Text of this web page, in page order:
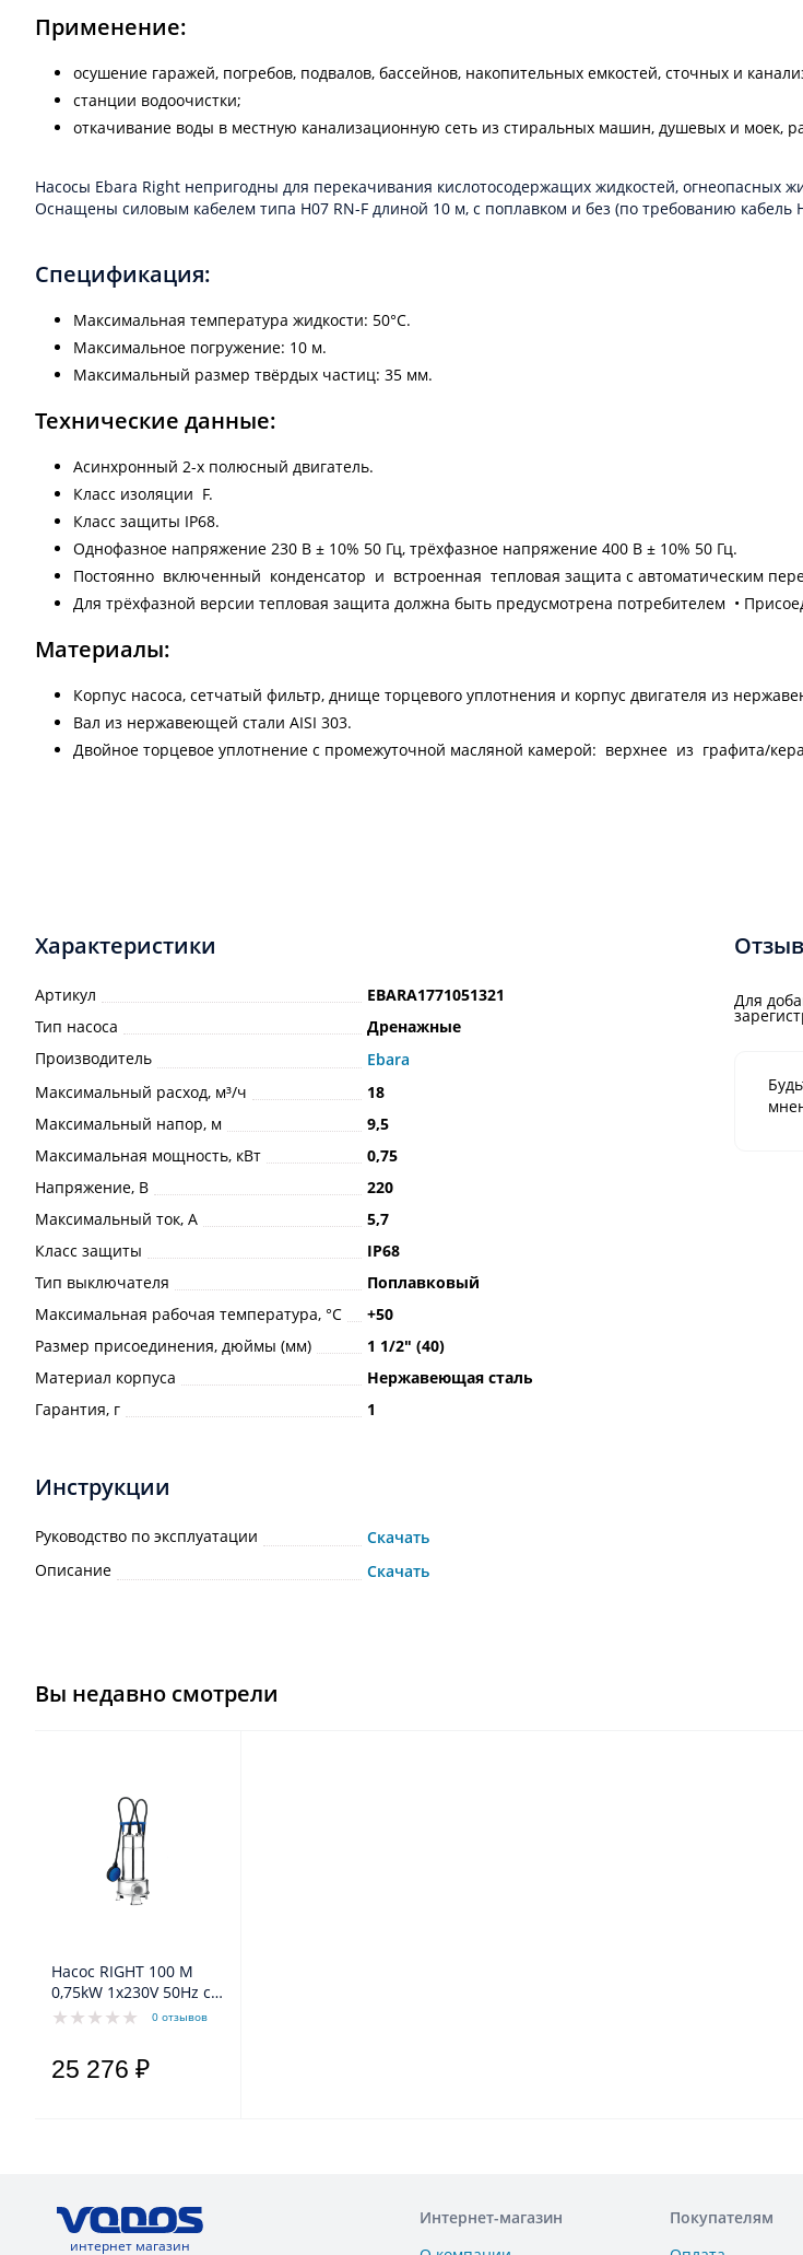
Применение:
осушение гаражей, погребов, подвалов, бассейнов, накопительных емкостей, сточных и
станции водоочистки;
откачивание воды в местную канализационную сеть из стиральных машин, душевых и моек,
Насосы Ebara Right непригодны для перекачивания кислотосодержащих жидкостей, огнеопасных
Оснащены силовым кабелем типа H07 RN-F длиной 10 м, с поплавком и без (по требованию кабель
Спецификация:
Максимальная температура жидкости: 50°C.
Максимальное погружение: 10 м.
Максимальный размер твёрдых частиц: 35 мм.
Технические данные:
Асинхронный 2-х полюсный двигатель.
Класс изоляции F.
Класс защиты IP68.
Однофазное напряжение 230 В ± 10% 50 Гц, трёхфазное напряжение 400 В ± 10% 50 Гц.
Постоянно включенный конденсатор и встроенная тепловая защита с автоматическим
Для трёхфазной версии тепловая защита должна быть предусмотрена потребителем •
Материалы:
Корпус насоса, сетчатый фильтр, днище торцевого уплотнения и корпус двигателя из
Вал из нержавеющей стали AISI 303.
Двойное торцевое уплотнение с промежуточной масляной камерой: верхнее из графита/
Характеристики
Артикул
EBARA1771051321
Тип насоса
Дренажные
Производитель
Ebara
Максимальный расход, м³/ч
18
Максимальный напор, м
9,5
Максимальная мощность, кВт
0,75
Напряжение, В
220
Максимальный ток, А
5,7
Класс защиты
IP68
Тип выключателя
Поплавковый
Максимальная рабочая температура, °С
+50
Размер присоединения, дюймы (мм)
1 1/2ʺ (40)
Материал корпуса
Нержавеющая сталь
Гарантия, г
1
Инструкции
Руководство по эксплуатации
Скачать
Описание
Скачать
Для
Вы недавно смотрели
Насос RIGHT 100 M
0,75kW 1x230V 50Hz с
кабелем 5 метров
0 отзывов
25 276 ₽
интернет магазин
Интернет-магазин
Покупателям